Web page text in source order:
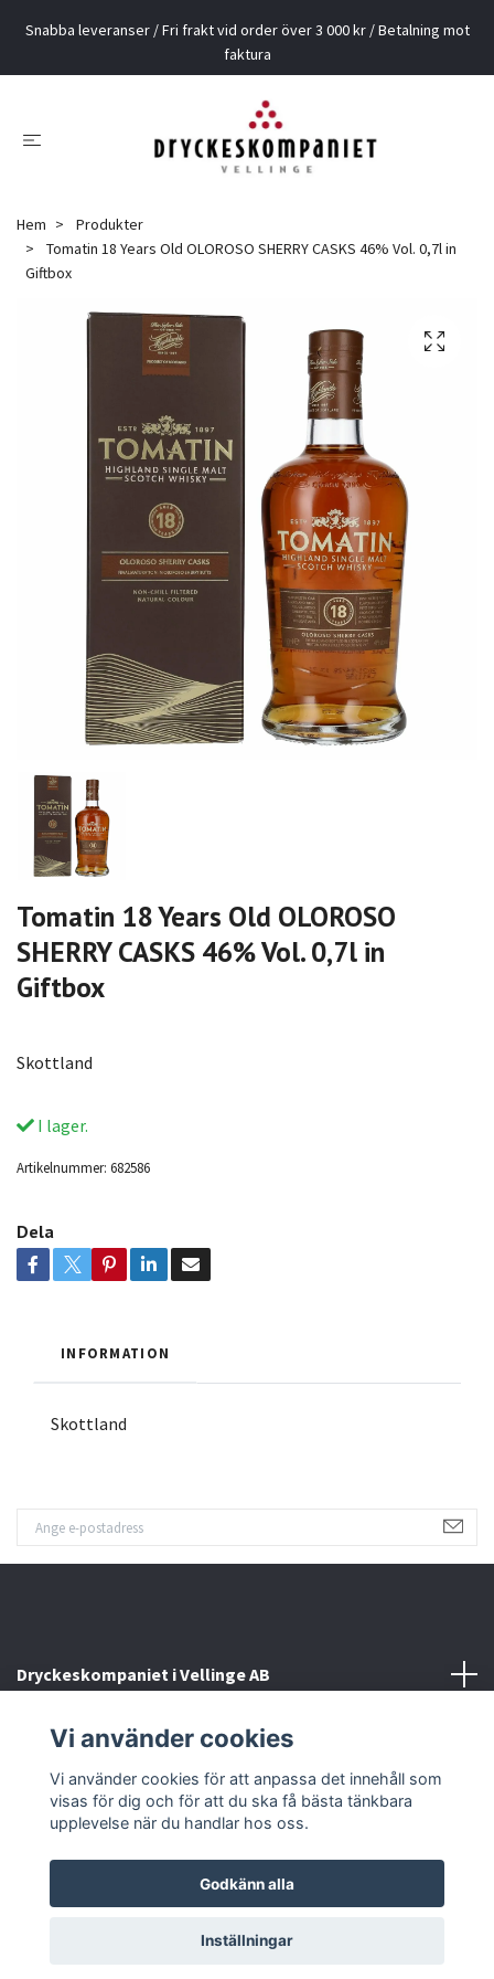
Snabba leveranser / Fri frakt vid order över 3 000 kr / Betalning mot
faktura
Hem
Produkter
Tomatin 18 Years Old OLOROSO SHERRY CASKS 46% Vol. 0,7l in
Giftbox
Tomatin 18 Years Old OLOROSO
SHERRY CASKS 46% Vol. 0,7l in
Giftbox
Skottland
I lager.
Artikelnummer: 682586
Dela
INFORMATION
Skottland
Dryckeskompaniet i Vellinge AB
Kontakta oss
Sociala medier
© 2026 Dryckeskompaniet i Vellinge
Vi använder cookies
Vi använder cookies för att anpassa det innehåll som
visas för dig och för att du ska få bästa tänkbara
upplevelse när du handlar hos oss.
Godkänn alla
Inställningar